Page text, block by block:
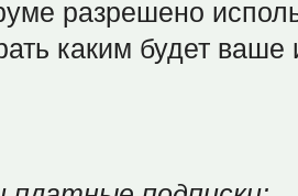
разрешено
каким будет